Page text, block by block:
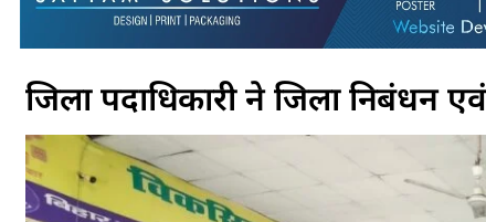
जिला पदाधिकारी ने जिला निबंधन